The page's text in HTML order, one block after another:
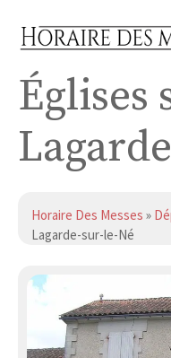
Églises
Horaire Des Messes »
Lagarde-sur-le-Né